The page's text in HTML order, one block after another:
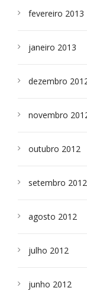
fevereiro 2013
janeiro 2013
dezembro
novembro
outubro 2012
setembro 2012
agosto 2012
julho 2012
junho 2012